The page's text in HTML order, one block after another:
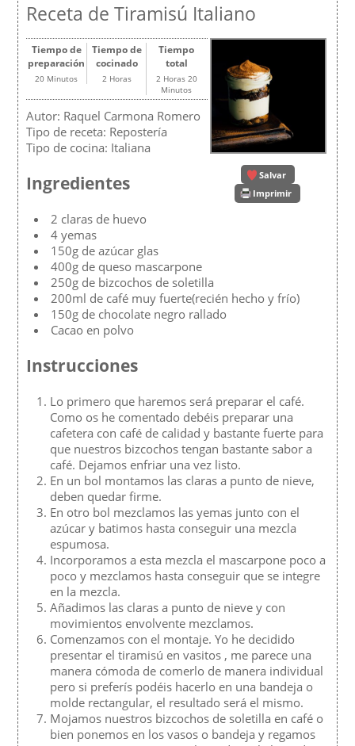
Receta de Tiramisú Italiano
Salvar
Imprimir
Tiempo de
preparación
20 Minutos
Tiempo de
cocinado
2 Horas
Tiempo
total
2 Horas 20
Minutos
Autor: Raquel Carmona Romero
Tipo de receta: Repostería
Tipo de cocina: Italiana
Ingredientes
2 claras de huevo
4 yemas
150g de azúcar glas
400g de queso mascarpone
250g de bizcochos de soletilla
200ml de café muy fuerte(recién hecho y frío)
150g de chocolate negro rallado
Cacao en polvo
Instrucciones
Lo primero que haremos será preparar el café.
Como os he comentado debéis preparar una
cafetera con café de calidad y bastante fuerte para
que nuestros bizcochos tengan bastante sabor a
café. Dejamos enfriar una vez listo.
En un bol montamos las claras a punto de nieve,
deben quedar firme.
En otro bol mezclamos las yemas junto con el
azúcar y batimos hasta conseguir una mezcla
espumosa.
Incorporamos a esta mezcla el mascarpone poco a
poco y mezclamos hasta conseguir que se integre
en la mezcla.
Añadimos las claras a punto de nieve y con
movimientos envolvente mezclamos.
Comenzamos con el montaje. Yo he decidido
presentar el tiramisú en vasitos , me parece una
manera cómoda de comerlo de manera individual
pero si preferís podéis hacerlo en una bandeja o
molde rectangular, el resultado será el mismo.
Mojamos nuestros bizcochos de soletilla en café o
bien ponemos en los vasos o bandeja y regamos